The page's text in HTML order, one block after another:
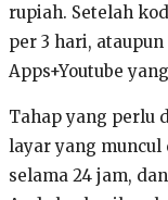
rupiah. Setelah
per 3 hari,
Apps+Youtube
Tahap yang perlu
layar yang muncul
selama 24 jam,